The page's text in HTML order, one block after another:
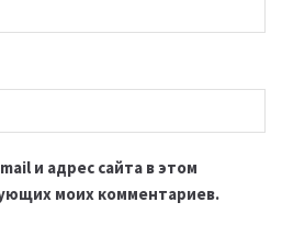
и адрес сайта в этом
моих комментариев.